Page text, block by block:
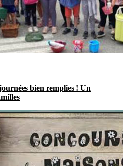
bien remplies ! Un